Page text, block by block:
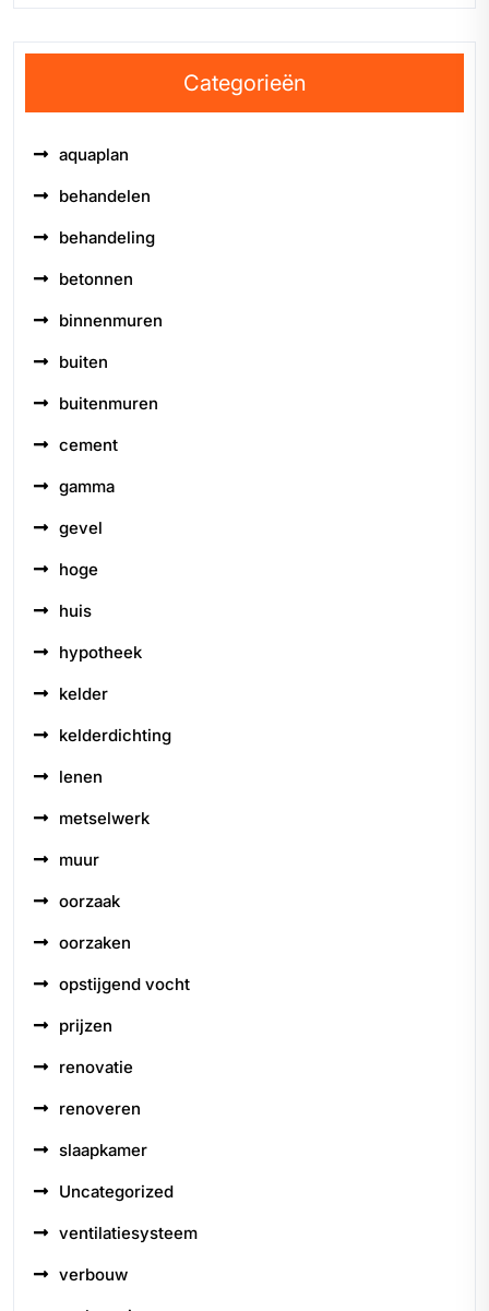
Categorieën
aquaplan
behandelen
behandeling
betonnen
binnenmuren
buiten
buitenmuren
cement
gamma
gevel
hoge
huis
hypotheek
kelder
kelderdichting
lenen
metselwerk
muur
oorzaak
oorzaken
opstijgend vocht
prijzen
renovatie
renoveren
slaapkamer
Uncategorized
ventilatiesysteem
verbouw